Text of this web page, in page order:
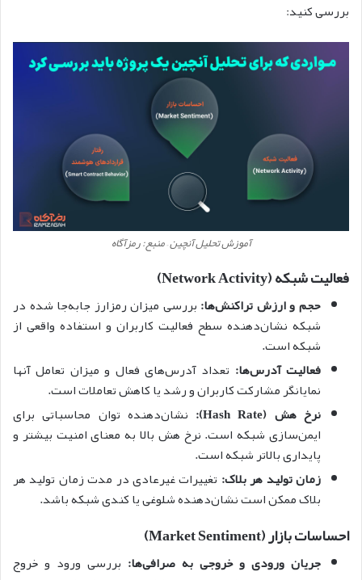
بررسی کنید:
آموزش تحلیل آنچین – منبع: رمزآگاه
فعالیت شبکه (Network Activity)
حجم و ارزش تراکنش‌ها: بررسی میزان رمزارز جابه‌جا شده در
شبکه نشان‌دهنده سطح فعالیت کاربران و استفاده واقعی از
شبکه است.
فعالیت آدرس‌ها: تعداد آدرس‌های فعال و میزان تعامل آنها
نمایانگر مشارکت کاربران و رشد یا کاهش تعاملات است.
نرخ هش (Hash Rate):
نشان‌دهنده توان محاسباتی برای
ایمن‌سازی شبکه است. نرخ هش بالا به معنای امنیت بیشتر و
پایداری بالاتر شبکه است.
زمان تولید هر بلاک: تغییرات غیرعادی در مدت زمان تولید هر
بلاک ممکن است نشان‌دهنده شلوغی یا کندی شبکه باشد.
احساسات بازار (Market Sentiment)
جریان ورودی و خروجی به صرافی‌ها: بررسی ورود و خروج